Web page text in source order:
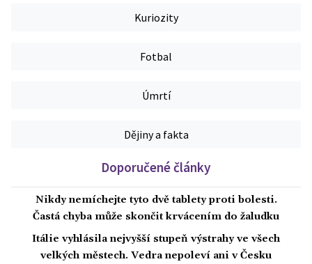
Kuriozity
Fotbal
Úmrtí
Dějiny a fakta
Doporučené články
Nikdy nemíchejte tyto dvě tablety proti bolesti.
Častá chyba může skončit krvácením do žaludku
Itálie vyhlásila nejvyšší stupeň výstrahy ve všech
velkých městech. Vedra nepoleví ani v Česku